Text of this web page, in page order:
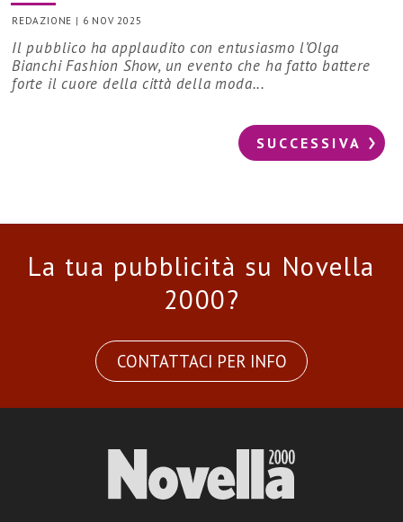
REDAZIONE | 6 NOV 2025
Il pubblico ha applaudito con entusiasmo l’Olga
Bianchi Fashion Show, un evento che ha fatto battere
forte il cuore della città della moda...
SUCCESSIVA
La tua pubblicità su Novella
2000?
CONTATTACI PER INFO